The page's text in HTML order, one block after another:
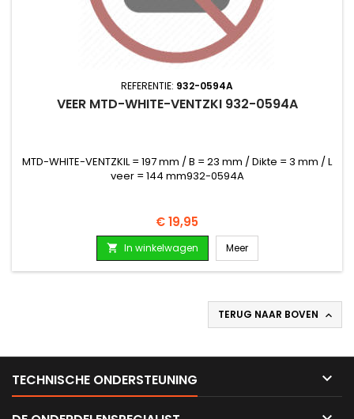
REFERENTIE: 932-0594A
VEER MTD-WHITE-VENTZKI 932-0594A
MTD-WHITE-VENTZKIL = 197 mm / B = 23 mm / Dikte = 3 mm / L
veer = 144 mm932-0594A
Prijs
€ 19,95
 In winkelwagen Meer
TERUG NAAR BOVEN 
TECHNISCHE ONDERSTEUNING 